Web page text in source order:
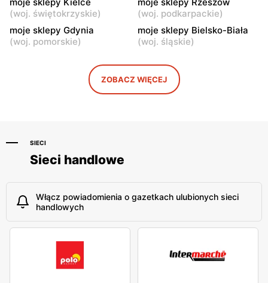
moje sklepy
Hyżne, ul. Hyżne 100
moje sklepy
Jarosław, ul. Pełkińska 147
Niebylec, ul. Niebylec 139 Opole, ul. Grudzicka 45
(woj. świętokrzyskie)
(woj. podkarpackie)
moje sklepy Gdynia
(woj. pomorskie)
moje sklepy Bielsko-Biała
(woj. śląskie)
ZOBACZ WIĘCEJ
SIECI
Sieci handlowe
Włącz powiadomienia o gazetkach ulubionych sieci
handlowych